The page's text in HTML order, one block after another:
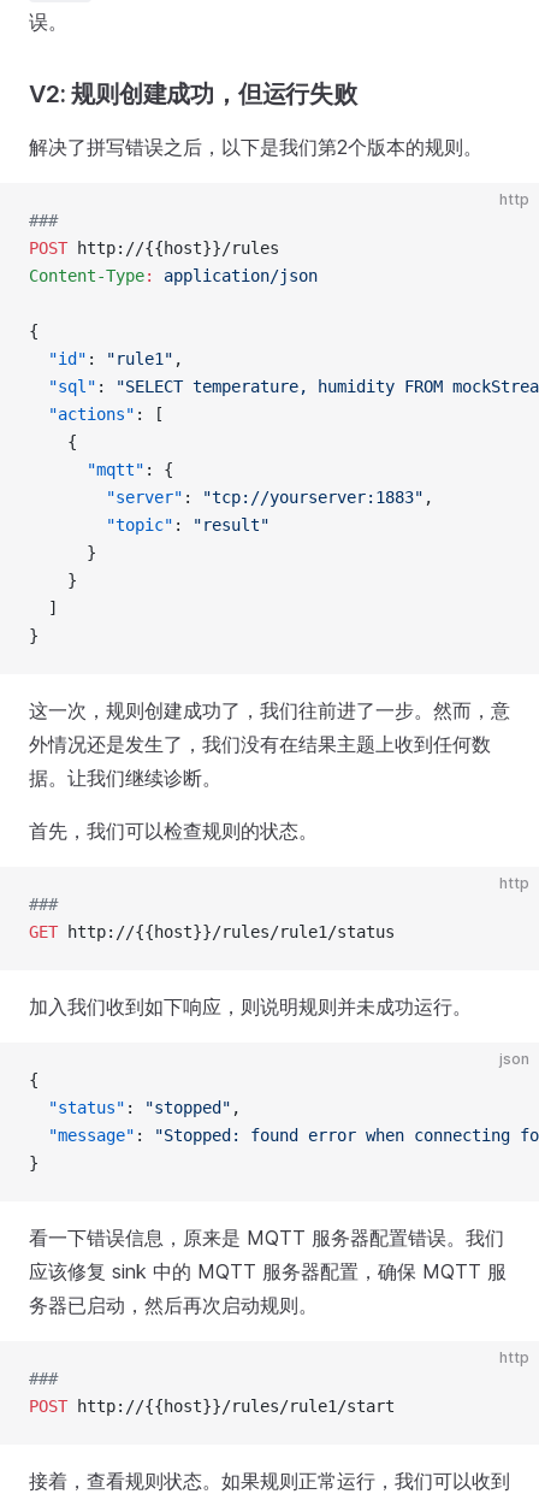
误。
V2: 规则创建成功，但运行失败
解决了拼写错误之后，以下是我们第2个版本的规则。
http
###
POST http://{{host}}/rules
Content-Type: application/json
{
  "id"
: "rule1" ,
  "sql"
:
"SELECT temperature, humidity FROM
  "actions"
: [
    {
      "mqtt"
: {
        "server"
: "tcp://yourserver:1883" ,
        "topic"
:
"result"
      }
    }
  ]
}
这一次，规则创建成功了，我们往前进了一步。然而，意
外情况还是发生了，我们没有在结果主题上收到任何数
据。让我们继续诊断。
首先，我们可以检查规则的状态。
http
###
GET http://{{host}}/rules/rule1/status
加入我们收到如下响应，则说明规则并未成功运行。
json
{
  "status"
: "stopped" ,
  "message"
:
"Stopped: found error when
}
看一下错误信息，原来是 MQTT 服务器配置错误。我们
应该修复 sink 中的 MQTT 服务器配置，确保 MQTT 服
务器已启动，然后再次启动规则。
http
###
POST http://{{host}}/rules/rule1/start
接着，查看规则状态。如果规则正常运行，我们可以收到